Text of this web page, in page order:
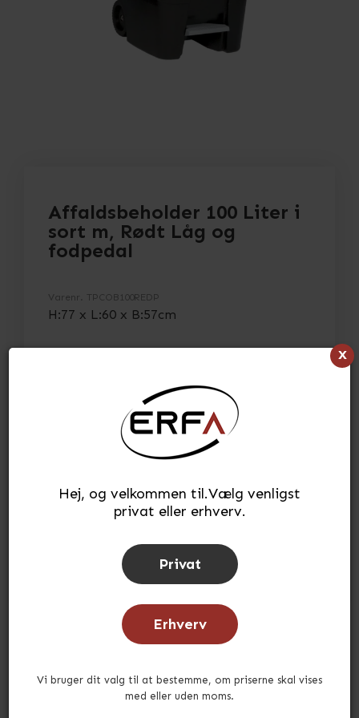
x
Hej, og velkommen til.Vælg venligst
privat eller erhverv.
Privat
Erhverv
Vi bruger dit valg til at bestemme, om priserne skal vises
med eller uden moms.
Affaldsbeholder 100 Liter i
sort m, Rødt Låg og
fodpedal
Varenr. TPCOB100REDP
H:77 x L:60 x B:57cm
kr.
Tilføj til ønskeliste
Lagerstatus:
På lager
Tid for afsendelse: ca. 2-3 uger
Andre købte også